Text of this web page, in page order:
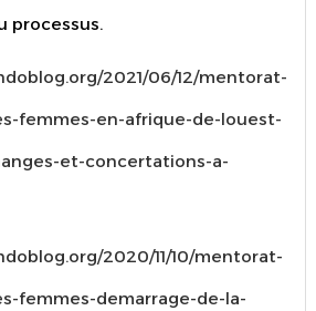
processus.
2021/06/12/mentorat-
femmes-en-afrique-de-louest-
et-concertations-a-
2020/11/10/mentorat-
femmes-demarrage-de-la-